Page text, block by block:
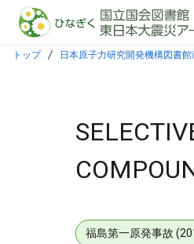
本文に飛ぶ
トップ 日本原子力研究開発機構図書館
福島第一原発事故